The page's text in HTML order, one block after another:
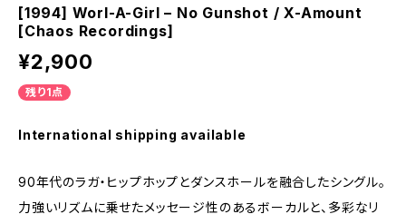
[1994] Worl-A-Girl – No Gunshot / X-Amount
[Chaos Recordings]
¥2,900
残り1点
International shipping available
90年代のラガ・ヒップホップとダンスホールを融合したシングル。
力強いリズムに乗せたメッセージ性のあるボーカルと、多彩なリ